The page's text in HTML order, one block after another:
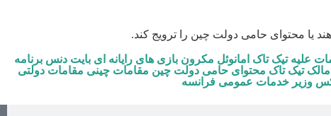
یا محتوای حامی دولت چین را ترویج کند.
علیه تیک تاک امانوئل مکرون بازی های رایانه ای بایت دنس برنامه
مالک تیک تاک محتوای حامی دولت چین مقامات چینی مقامات دولتی
وزیر خدمات عمومی فرانسه